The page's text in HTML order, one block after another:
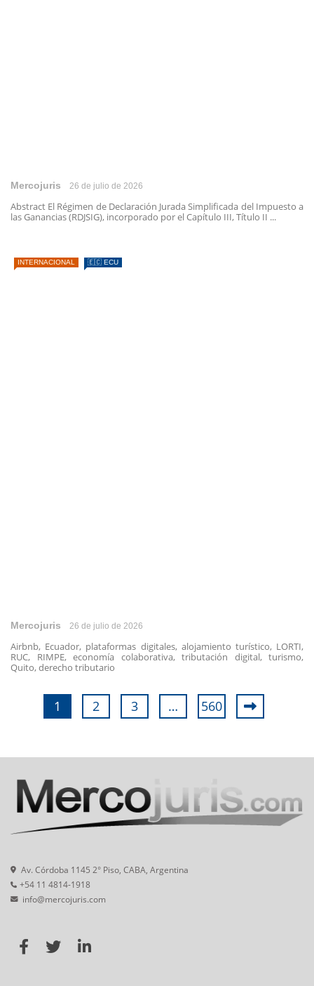
Mercojuris 26 de julio de 2026
Abstract El Régimen de Declaración Jurada Simplificada del Impuesto a
las Ganancias (RDJSIG), incorporado por el Capítulo III, Título II ...
INTERNACIONAL 🇪🇨 ECU
Mercojuris 26 de julio de 2026
Airbnb, Ecuador, plataformas digitales, alojamiento turístico, LORTI,
RUC, RIMPE, economía colaborativa, tributación digital, turismo,
Quito, derecho tributario
1 2 3 … 560
Av. Córdoba 1145 2° Piso, CABA, Argentina
+54 11 4814-1918
info@mercojuris.com